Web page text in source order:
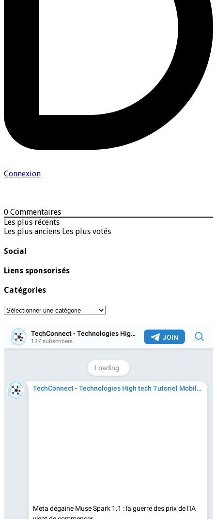
Connexion
0 Commentaires
Les plus récents
Les plus anciens Les plus votés
Social
Liens sponsorisés
Catégories
Catégories